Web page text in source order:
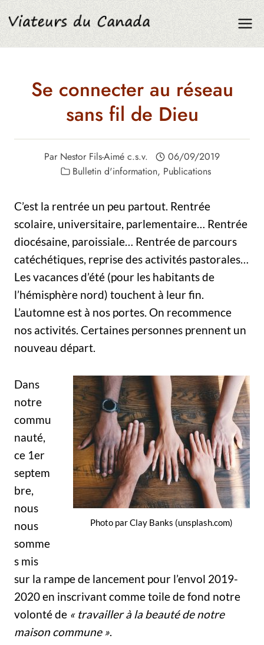
Aller
au
contenu
Se connecter au réseau
sans fil de Dieu
Par Nestor Fils-Aimé c.s.v.
06/09/2019
Bulletin d'information, Publications
C’est la rentrée un peu partout. Rentrée
scolaire, universitaire, parlementaire… Rentrée
diocésaine, paroissiale… Rentrée de parcours
catéchétiques, reprise des activités pastorales…
Les vacances d’été (pour les habitants de
l’hémisphère nord) touchent à leur fin.
L’automne est à nos portes. On recommence
nos activités. Certaines personnes prennent un
nouveau départ.
Photo par Clay Banks (unsplash.com)
Dans
notre
commu
nauté,
ce 1er
septem
bre,
nous
nous
somme
s mis
sur la rampe de lancement pour l’envol 2019-
2020 en inscrivant comme toile de fond notre
volonté de « travailler à la beauté de notre
maison commune ».